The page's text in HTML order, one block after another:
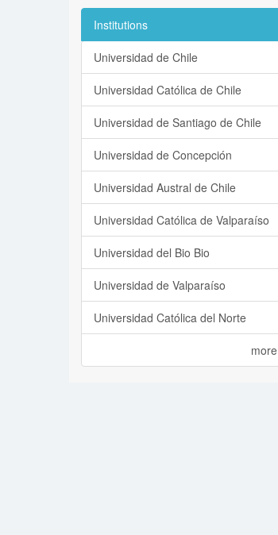
Institutions
Universidad de Chile
Universidad Católica de Chile
Universidad de Santiago de Chile
Universidad de Concepción
Universidad Austral de Chile
Universidad Católica de Valparaíso
Universidad del Bio Bio
Universidad de Valparaíso
Universidad Católica del Norte
more